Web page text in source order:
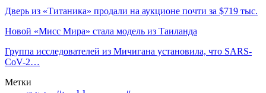
Дверь из «Титаника» продали на аукционе почти за $719 тыс.
Новой «Мисс Мира» стала модель из Таиланда
Группа исследователей из Мичигана установила, что SARS-
CoV-2…
Метки